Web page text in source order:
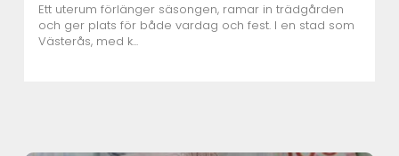
Ett uterum förlänger säsongen, ramar in trädgården
och ger plats för både vardag och fest. I en stad som
Västerås, med k...